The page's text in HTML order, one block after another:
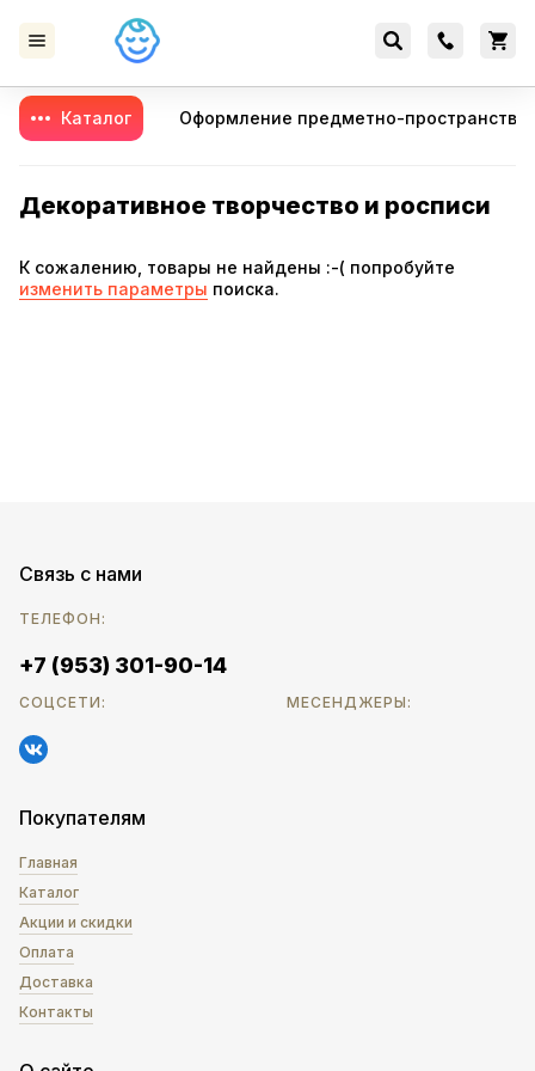
Каталог Оформление предметно-
Декоративное творчество и росписи
К сожалению, товары не найдены :-( попробуйте
изменить параметры поиска.
Покупателям
Главная
Каталог
Акции и скидки
Оплата
Доставка
Контакты
Связь с нами
ТЕЛЕФОН:
+7 (953) 301-90-14
СОЦСЕТИ: МЕСЕНДЖЕРЫ: